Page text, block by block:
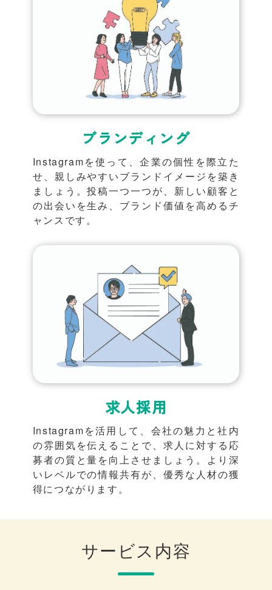
ブランディング
Instagramを使って、企業の個性を際立た
せ、親しみやすいブランドイメージを築き
ましょう。投稿一つ一つが、新しい顧客と
の出会いを生み、ブランド価値を高めるチ
ャンスです。
求人採用
Instagramを活用して、会社の魅力と社内
の雰囲気を伝えることで、求人に対する応
募者の質と量を向上させましょう。より深
いレベルでの情報共有が、優秀な人材の獲
得につながります。
サービス内容